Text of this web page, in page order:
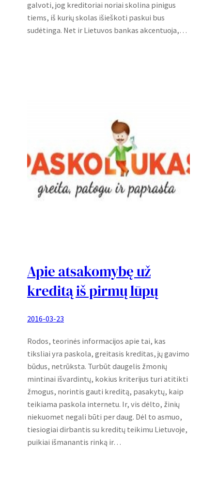
galvoti, jog kreditoriai noriai skolina pinigus
tiems, iš kurių skolas išieškoti paskui bus
sudėtinga. Net ir Lietuvos bankas akcentuoja,…
Apie atsakomybę už
kreditą iš pirmų lūpų
2016-03-23
Rodos, teorinės informacijos apie tai, kas
tiksliai yra paskola, greitasis kreditas, jų gavimo
būdus, netrūksta. Turbūt daugelis žmonių
mintinai išvardintų, kokius kriterijus turi atitikti
žmogus, norintis gauti kreditą, pasakytų, kaip
teikiama paskola internetu. Ir, vis dėlto, žinių
niekuomet negali būti per daug. Dėl to asmuo,
tiesiogiai dirbantis su kreditų teikimu Lietuvoje,
puikiai išmanantis rinką ir…